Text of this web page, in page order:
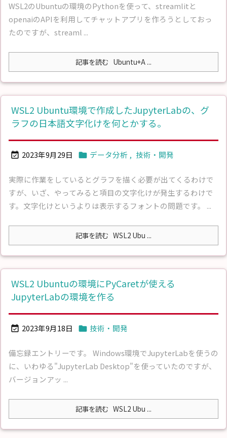
WSL2のUbuntuの環境のPythonを使って、streamlitと
openaiのAPIを利用してチャットアプリを作ろうとしておっ
たのですが、streaml ...
記事を読む Ubuntu+A ...
WSL2 Ubuntu環境で作成したJupyterLabの、グ
ラフの日本語文字化けを何とかする。
 2023年9月29日  データ分析 , 技術・開発
実際に作業をしているとグラフを描く必要が出てくるわけで
すが、いざ、やってみると項目の文字化けが発生するわけで
す。文字化けというよりは表示するフォントの問題です。 ...
記事を読む WSL2 Ubu ...
WSL2 Ubuntuの環境にPyCaretが使える
JupyterLabの環境を作る
 2023年9月18日  技術・開発
備忘録エントリーです。 Windows環境でJupyterLabを使うの
に、いわゆる"JupyterLab Desktop"を使っていたのですが、
バージョンアッ ...
記事を読む WSL2 Ubu ...